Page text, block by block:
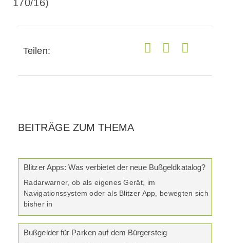
170/16)
Teilen:
BEITRÄGE ZUM THEMA
Blitzer Apps: Was verbietet der neue Bußgeldkatalog?
Radarwarner, ob als eigenes Gerät, im
Navigationssystem oder als Blitzer App, bewegten sich
bisher in
Bußgelder für Parken auf dem Bürgersteig